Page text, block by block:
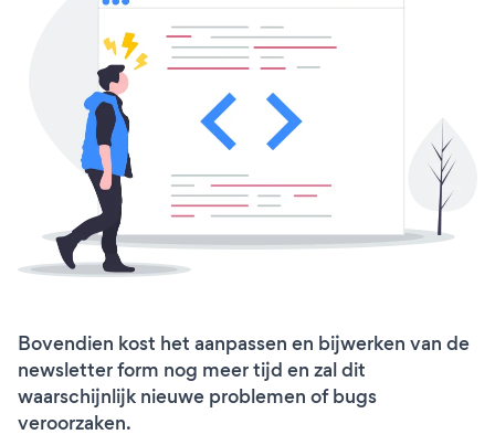
Bovendien kost het aanpassen en bijwerken van de
newsletter form nog meer tijd en zal dit
waarschijnlijk nieuwe problemen of bugs
veroorzaken.